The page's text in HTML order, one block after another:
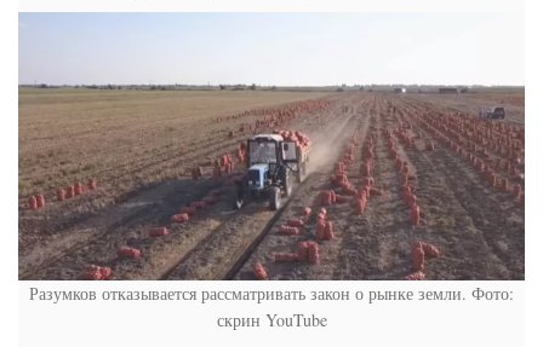
Разумков отказывается рассматривать закон о рынке земли. Фото:
скрин YouTube